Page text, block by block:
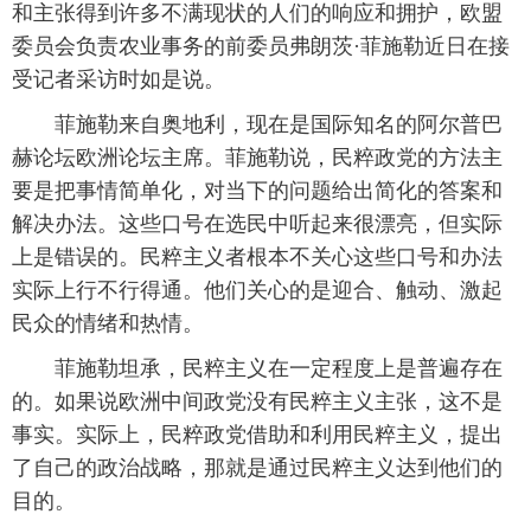
金融 公益 军事 无人机
富媒体 摄影
新华电视中文 新华电视英文 返回PC
和主张得到许多不满现状的人们的响应和拥护，欧盟
委员会负责农业事务的前委员弗朗茨·菲施勒近日在接
受记者采访时如是说。
菲施勒来自奥地利，现在是国际知名的阿尔普巴
赫论坛欧洲论坛主席。菲施勒说，民粹政党的方法主
要是把事情简单化，对当下的问题给出简化的答案和
解决办法。这些口号在选民中听起来很漂亮，但实际
上是错误的。民粹主义者根本不关心这些口号和办法
实际上行不行得通。他们关心的是迎合、触动、激起
民众的情绪和热情。
菲施勒坦承，民粹主义在一定程度上是普遍存在
的。如果说欧洲中间政党没有民粹主义主张，这不是
事实。实际上，民粹政党借助和利用民粹主义，提出
了自己的政治战略，那就是通过民粹主义达到他们的
目的。